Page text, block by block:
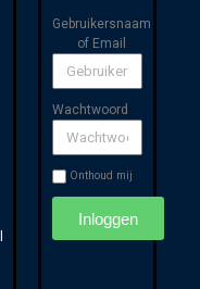
Gebruikersnaam
of Email
Wachtwoord
Onthoud mij
Inloggen